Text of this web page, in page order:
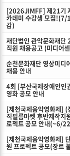
[2026JIMFF] 제21기
카데미 수강생 모집!(7/
감)
재단법인 관악문화재
직원 채용공고 (미디어
순천문화재단 영상미디
채용 안내
4회 [부산국제장애인인
영화 공모 안내
[제천국제음악영화제]
직필름마켓 후반제작지
로젝트 공모 안내(~6/
[제천국제음악영화제]
원 프로젝트 공모(장르